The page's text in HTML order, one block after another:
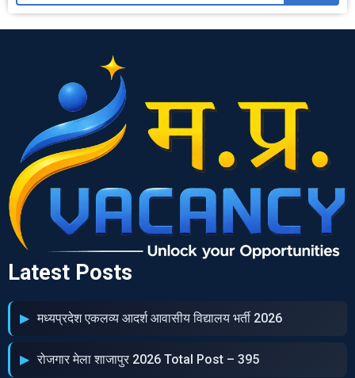
Latest Posts
मध्‍यप्रदेश एकलव्‍य आदर्श आवासीय विद्यालय भर्ती 2026
रोजगार मेला शाजापुर 2026 Total Post – 395